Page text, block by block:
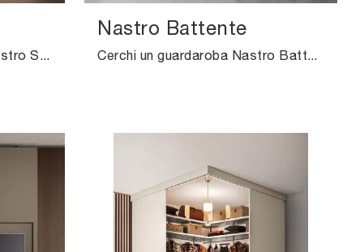
Ti presentiamo l'armadio Nastro Scrorrevole in vetro di Pianca! Una ricca gamma di armadi a muro con ante scorrevoli.
Nastro Battente
Cerchi un guardaroba Nastro Battente Pianca? Clicca subito! Gli armadi a muro con ante battenti ti aspettano.